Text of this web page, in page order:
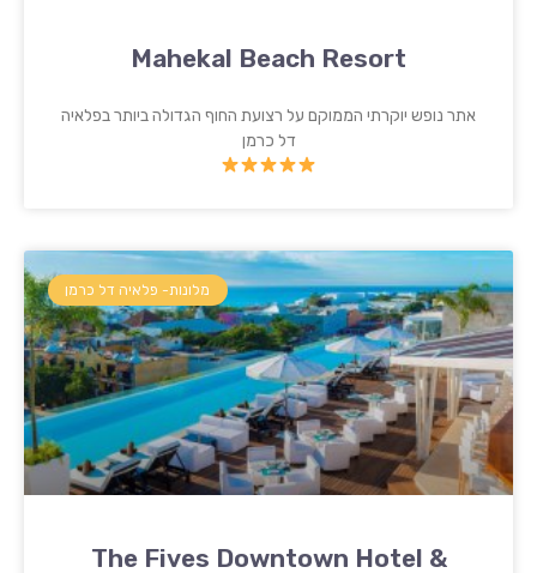
Mahekal Beach Resort
אתר נופש יוקרתי הממוקם על רצועת החוף הגדולה ביותר בפלאיה
דל כרמן
מלונות- פלאיה דל כרמן
The Fives Downtown Hotel &